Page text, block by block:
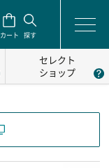
カート 探す
セレクト
ショップ